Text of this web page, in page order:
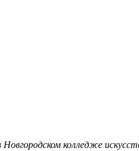
Новгородском колледже